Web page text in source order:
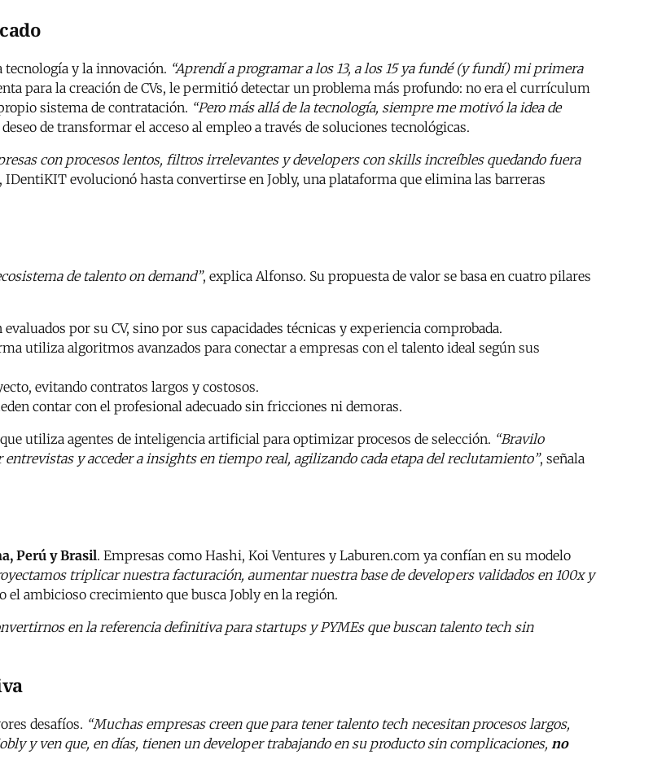
y la innovación. “Aprendí a programar a los 13, a los 15 ya fundé (y fundí) mi primera
para la creación de CVs, le permitió detectar un problema más profundo: no era el currículum
sistema de contratación. “Pero más allá de la tecnología, siempre me motivó la idea de
de transformar el acceso al empleo a través de soluciones tecnológicas.
con procesos lentos, filtros irrelevantes y developers con skills increíbles quedando fuera
IDentiKIT evolucionó hasta convertirse en Jobly, una plataforma que elimina las barreras
de talento on demand”, explica Alfonso. Su propuesta de valor se basa en cuatro pilares
evaluados por su CV, sino por sus capacidades técnicas y experiencia comprobada.
utiliza algoritmos avanzados para conectar a empresas con el talento ideal según sus
evitando contratos largos y costosos.
contar con el profesional adecuado sin fricciones ni demoras.
utiliza agentes de inteligencia artificial para optimizar procesos de selección. “Bravilo
y acceder a insights en tiempo real, agilizando cada etapa del reclutamiento”, señala
Perú y Brasil. Empresas como Hashi, Koi Ventures y Laburen.com ya confían en su modelo
triplicar nuestra facturación, aumentar nuestra base de developers validados en 100x y
el ambicioso crecimiento que busca Jobly en la región.
en la referencia definitiva para startups y PYMEs que buscan talento tech sin
desafíos. “Muchas empresas creen que para tener talento tech necesitan procesos largos,
y ven que, en días, tienen un developer trabajando en su producto sin complicaciones, no